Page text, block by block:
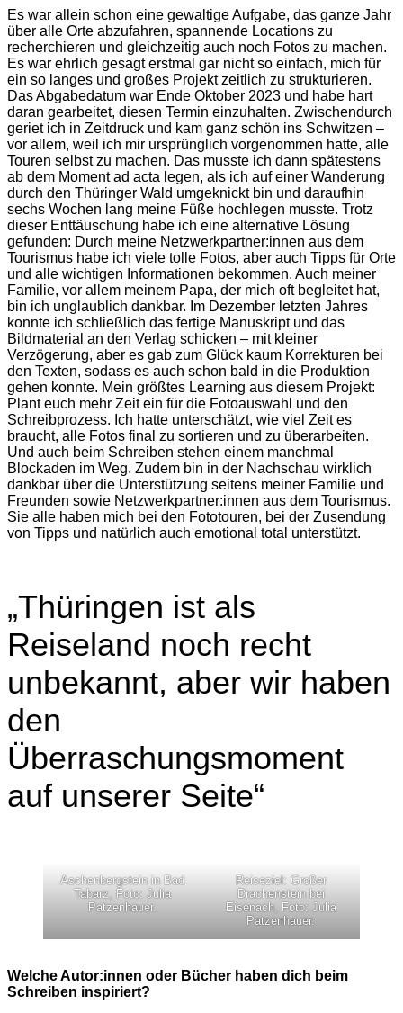
Es war allein schon eine gewaltige Aufgabe, das ganze Jahr
über alle Orte abzufahren, spannende Locations zu
recherchieren und gleichzeitig auch noch Fotos zu machen.
Es war ehrlich gesagt erstmal gar nicht so einfach, mich für
ein so langes und großes Projekt zeitlich zu strukturieren.
Das Abgabedatum war Ende Oktober 2023 und habe hart
daran gearbeitet, diesen Termin einzuhalten. Zwischendurch
geriet ich in Zeitdruck und kam ganz schön ins Schwitzen –
vor allem, weil ich mir ursprünglich vorgenommen hatte, alle
Touren selbst zu machen. Das musste ich dann spätestens
ab dem Moment ad acta legen, als ich auf einer Wanderung
durch den Thüringer Wald umgeknickt bin und daraufhin
sechs Wochen lang meine Füße hochlegen musste. Trotz
dieser Enttäuschung habe ich eine alternative Lösung
gefunden: Durch meine Netzwerkpartner:innen aus dem
Tourismus habe ich viele tolle Fotos, aber auch Tipps für Orte
und alle wichtigen Informationen bekommen. Auch meiner
Familie, vor allem meinem Papa, der mich oft begleitet hat,
bin ich unglaublich dankbar. Im Dezember letzten Jahres
konnte ich schließlich das fertige Manuskript und das
Bildmaterial an den Verlag schicken – mit kleiner
Verzögerung, aber es gab zum Glück kaum Korrekturen bei
den Texten, sodass es auch schon bald in die Produktion
gehen konnte. Mein größtes Learning aus diesem Projekt:
Plant euch mehr Zeit ein für die Fotoauswahl und den
Schreibprozess. Ich hatte unterschätzt, wie viel Zeit es
braucht, alle Fotos final zu sortieren und zu überarbeiten.
Und auch beim Schreiben stehen einem manchmal
Blockaden im Weg. Zudem bin in der Nachschau wirklich
dankbar über die Unterstützung seitens meiner Familie und
Freunden sowie Netzwerkpartner:innen aus dem Tourismus.
Sie alle haben mich bei den Fototouren, bei der Zusendung
von Tipps und natürlich auch emotional total unterstützt.
„Thüringen ist als
Reiseland noch recht
unbekannt, aber wir haben
den
Überraschungsmoment
auf unserer Seite“
Aschenbergstein in Bad
Tabarz, Foto: Julia
Patzenhauer.
Reiseziel: Großer
Drachenstein bei
Eisenach, Foto: Julia
Patzenhauer.
Welche Autor:innen oder Bücher haben dich beim
Schreiben inspiriert?